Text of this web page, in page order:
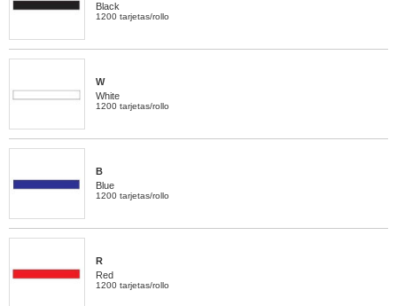
Black
1200 tarjetas/rollo
W
White
1200 tarjetas/rollo
B
Blue
1200 tarjetas/rollo
R
Red
1200 tarjetas/rollo